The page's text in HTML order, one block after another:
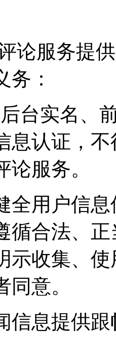
论服务提
务：
后台实名、
息认证，
论服务。
全用户信
循合法、
示收集、
意。
信息提供